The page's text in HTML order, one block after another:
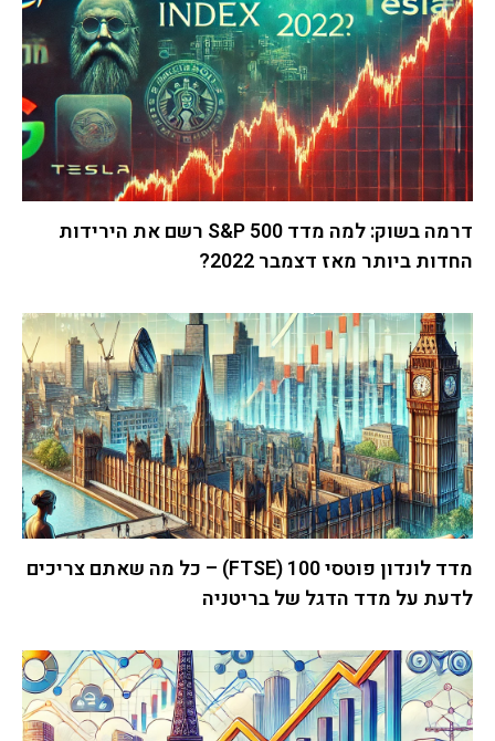
דרמה בשוק: למה מדד S&P 500 רשם את הירידות
החדות ביותר מאז דצמבר 2022?
מדד לונדון פוטסי 100 (FTSE) – כל מה שאתם צריכים
לדעת על מדד הדגל של בריטניה